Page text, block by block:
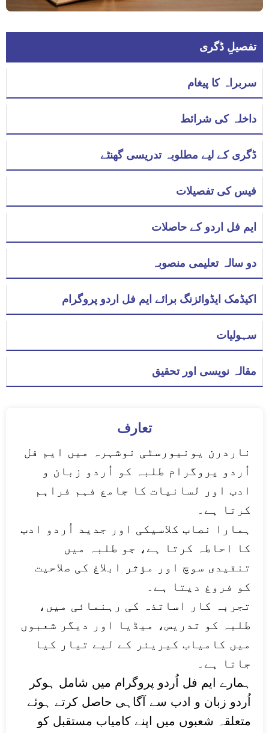
تفصیلِ ڈگری
سربراہ کا پیغام
داخلہ کی شرائط
ڈگری کے لیے مطلوبہ تدریسی گھنٹے
فیس کی تفصیلات
ایم فل اردو کے حاصلات
دو سالہ تعلیمی منصوبہ
اکیڈمک ایڈوائزنگ برائے ایم فل اردو پروگرام
سہولیات
مقالہ نویسی اور تحقیق
تعارف
ناردرن یونیورسٹی نوشہرہ میں ایم فل
اُردو پروگرام طلبہ کو اُردو زبان و
ادب اور لسانیات کا جامع فہم فراہم
کرتا ہے۔
ہمارا نصاب کلاسیکی اور جدید اُردو ادب
کا احاطہ کرتا ہے، جو طلبہ میں
تنقیدی سوچ اور مؤثر ابلاغ کی صلاحیت
کو فروغ دیتا ہے۔
تجربہ کار اساتذہ کی رہنمائی میں،
طلبہ کو تدریس، میڈیا اور دیگر شعبوں
میں کامیاب کیریئر کے لیے تیار کیا
جاتا ہے۔
ہمارے ایم فل اُردو پروگرام میں شامل ہوکر
اُردو زبان و ادب سے آگاہی حاصل کرتے ہوئے
متعلقہ شعبوں میں اپنے کامیاب مستقبل کو